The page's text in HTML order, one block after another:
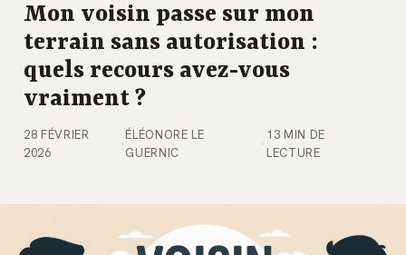
Mon voisin passe sur mon
terrain sans autorisation :
quels recours avez-vous
vraiment ?
28 FÉVRIER
2026
·
ÉLÉONORE LE
GUERNIC
·
13 MIN DE
LECTURE